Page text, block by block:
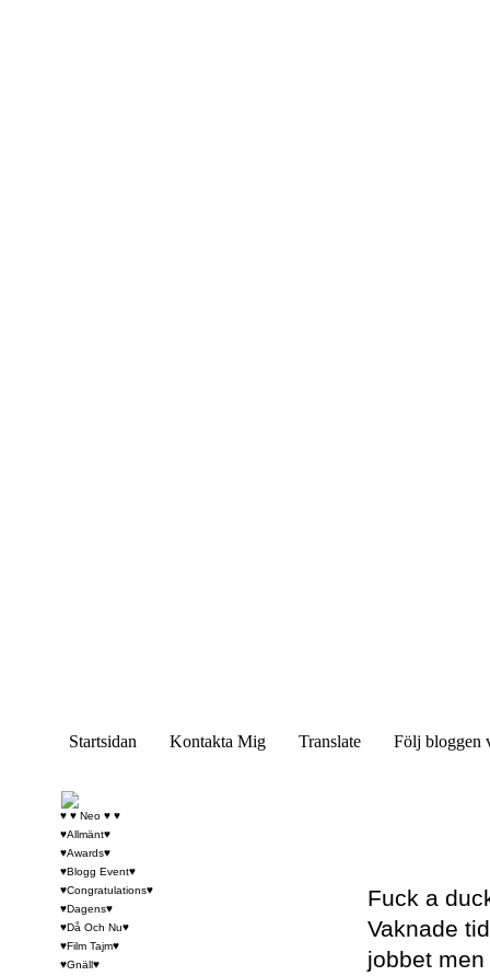
Startsidan Kontakta Mig Translate Följ bloggen
Fuck a
Vaknade
jobbet
♥ ♥ Neo ♥ ♥
♥Allmänt♥
♥Awards♥
♥Blogg Event♥
♥Congratulations♥
♥Dagens♥
♥Då Och Nu♥
♥Film Tajm♥
♥Gnäll♥